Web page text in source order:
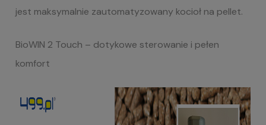
jest maksymalnie zautomatyzowany kocioł na pellet.
BioWIN 2 Touch – dotykowe sterowanie i pełen
komfort